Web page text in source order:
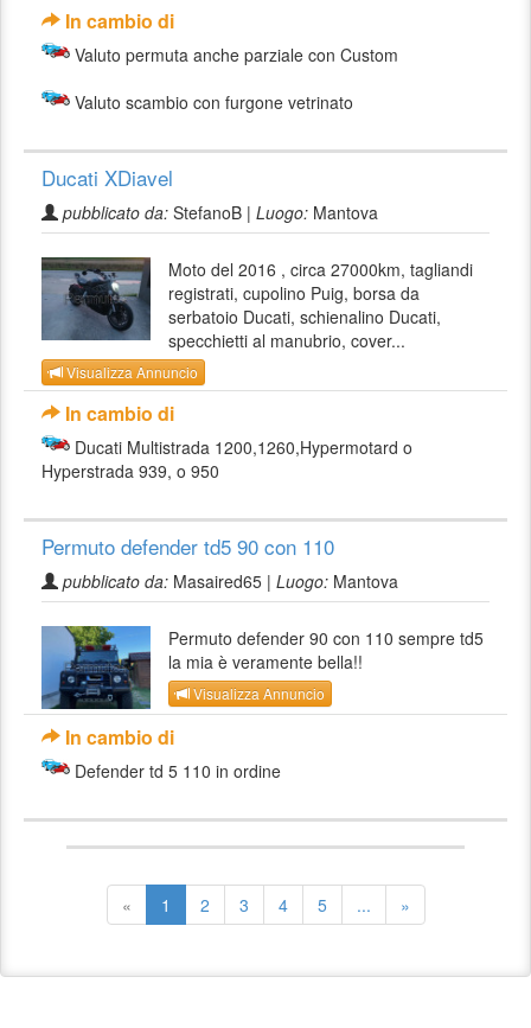
In cambio di
Valuto permuta anche parziale con Custom
Valuto scambio con furgone vetrinato
Ducati XDiavel
pubblicato da: StefanoB | Luogo: Mantova
Moto del 2016 , circa 27000km, tagliandi
registrati, cupolino Puig, borsa da
serbatoio Ducati, schienalino Ducati,
specchietti al manubrio, cover...
Visualizza Annuncio
In cambio di
Ducati Multistrada 1200,1260,Hypermotard o
Hyperstrada 939, o 950
Permuto defender td5 90 con 110
pubblicato da: Masaired65 | Luogo: Mantova
Permuto defender 90 con 110 sempre td5
la mia è veramente bella!!
Visualizza Annuncio
In cambio di
Defender td 5 110 in ordine
« 1 2 3 4 5 ... »